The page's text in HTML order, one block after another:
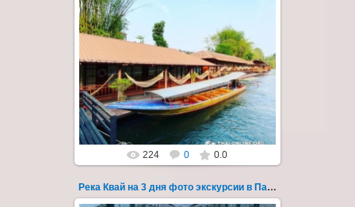
22.03.2023
Тур на три дня из Паттайи на реку Квай,
водопады Эраван, Сайок Ной и Сайок Яй,
затопленный город Сангклабури, деревня...
Thai-Online
224 0 0.0
Река Квай на 3 дня фото экскурсии в Паттайе 49